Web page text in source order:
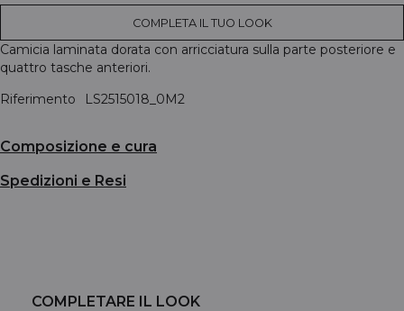
COMPLETA IL TUO LOOK
Camicia laminata dorata con arricciatura sulla parte posteriore e
quattro tasche anteriori.
Riferimento
LS2515018_0M2
Composizione e cura
Spedizioni e Resi
COMPLETARE IL LOOK